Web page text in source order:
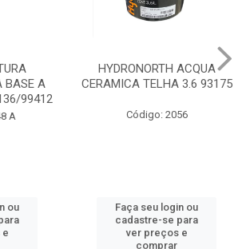
HYDRONORTH ACQUA
CERAMICA TELHA 3.6 93175
Faça seu login ou
cadastre-se para
PEDRAS